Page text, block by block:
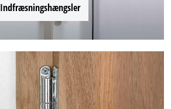
Indfræsningshængsler